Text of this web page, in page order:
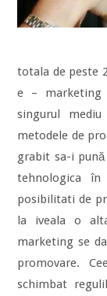
totala de peste
e –
singurul
metodele de
grabit sa-i
tehnologica
posibilitati de
la iveala o
marketing se
promovare.
schimbat